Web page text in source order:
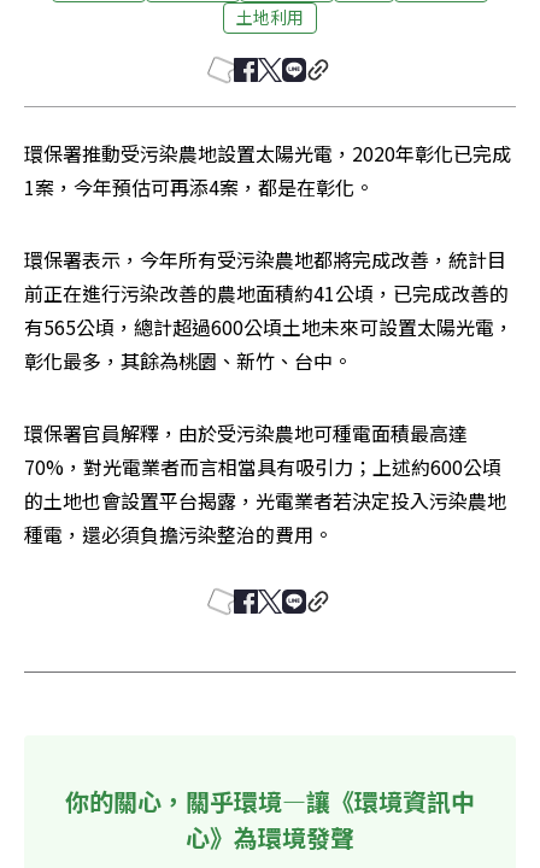
土地利用
環保署推動受污染農地設置太陽光電，2020年彰化已完成
1案，今年預估可再添4案，都是在彰化。
環保署表示，今年所有受污染農地都將完成改善，統計目
前正在進行污染改善的農地面積約41公頃，已完成改善的
有565公頃，總計超過600公頃土地未來可設置太陽光電，
彰化最多，其餘為桃園、新竹、台中。
環保署官員解釋，由於受污染農地可種電面積最高達
70%，對光電業者而言相當具有吸引力；上述約600公頃
的土地也會設置平台揭露，光電業者若決定投入污染農地
種電，還必須負擔污染整治的費用。
你的關心，關乎環境—讓《環境資訊中
心》為環境發聲